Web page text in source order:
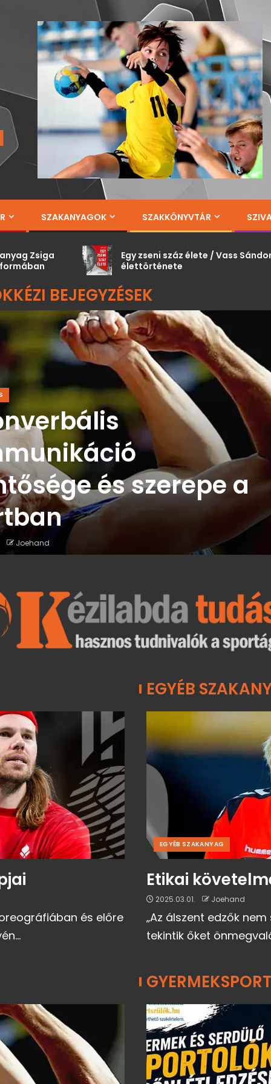
SZAKANYAGOK SZAKKÖNYVTÁR
Egy zseni száz élete / Vass Sándor
élettörténete
BEJEGYZÉSEK
és szerepe a
Joehand
és előre
EGYÉB
EGYÉB SZAKANYAG
Etikai
2025.03.01. Joehand
„Az álszent edzők
tekintik őket
GYERMEKSPORT